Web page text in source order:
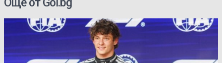
Още от Gol.bg